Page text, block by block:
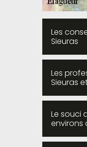
Les
Sieuras
Les
Sieuras
Le souci
environs